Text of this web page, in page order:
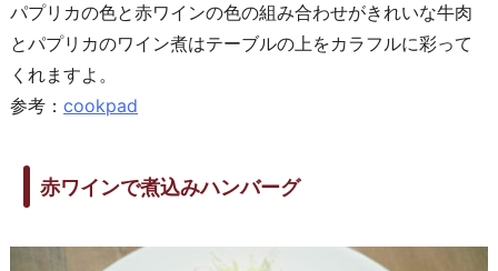
パプリカの色と赤ワインの色の組み合わせがきれいな牛肉
とパプリカのワイン煮はテーブルの上をカラフルに彩って
くれますよ。
参考： cookpad
赤ワインで煮込みハンバーグ